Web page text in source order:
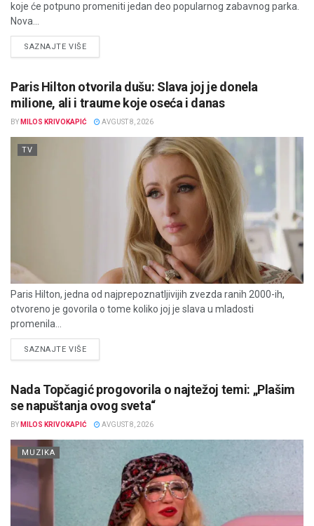
koje će potpuno promeniti jedan deo popularnog zabavnog parka.
Nova...
SAZNAJTE VIŠEDETAILS
Paris Hilton otvorila dušu: Slava joj je donela
milione, ali i traume koje oseća i danas
BY MILOS KRIVOKAPIĆ AVGUST 8, 2026
TV
Paris Hilton, jedna od najprepoznatljivijih zvezda ranih 2000-ih,
otvoreno je govorila o tome koliko joj je slava u mladosti
promenila...
SAZNAJTE VIŠEDETAILS
Nada Topčagić progovorila o najtežoj temi: „Plašim
se napuštanja ovog sveta“
BY MILOS KRIVOKAPIĆ AVGUST 8, 2026
MUZIKA